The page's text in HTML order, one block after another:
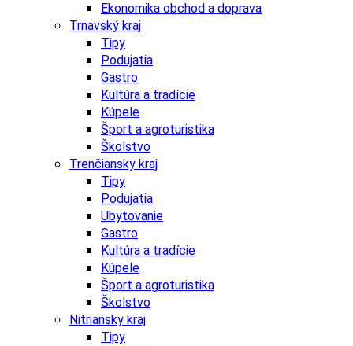
Ekonomika obchod a doprava
Trnavský kraj
Tipy
Podujatia
Gastro
Kultúra a tradície
Kúpele
Šport a agroturistika
Školstvo
Trenčiansky kraj
Tipy
Podujatia
Ubytovanie
Gastro
Kultúra a tradície
Kúpele
Šport a agroturistika
Školstvo
Nitriansky kraj
Tipy